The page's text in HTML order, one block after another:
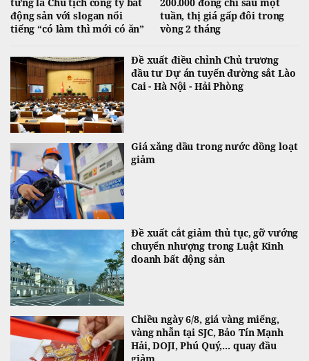
động sản với slogan nổi
tiếng “có làm thì mới có ăn”
tuần, thị giá gấp đôi trong
vòng 2 tháng
Đề xuất điều chỉnh Chủ trương
đầu tư Dự án tuyến đường sắt Lào
Cai - Hà Nội - Hải Phòng
Giá xăng dầu trong nước đồng loạt
giảm
Đề xuất cắt giảm thủ tục, gỡ vướng
chuyển nhượng trong Luật Kinh
doanh bất động sản
Chiều ngày 6/8, giá vàng miếng,
vàng nhẫn tại SJC, Bảo Tín Mạnh
Hải, DOJI, Phú Quý,... quay đầu